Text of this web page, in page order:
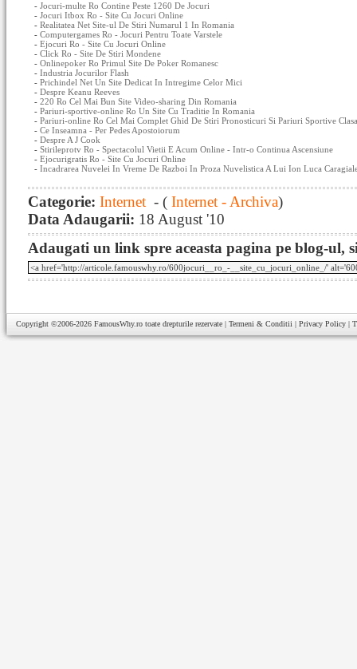
- Jocuri-multe Ro Contine Peste 1260 De Jocuri
- Jocuri Itbox Ro - Site Cu Jocuri Online
- Realitatea Net Site-ul De Stiri Numarul 1 In Romania
- Computergames Ro - Jocuri Pentru Toate Varstele
- Ejocuri Ro - Site Cu Jocuri Online
- Click Ro - Site De Stiri Mondene
- Onlinepoker Ro Primul Site De Poker Romanesc
- Industria Jocurilor Flash
- Prichindel Net Un Site Dedicat In Intregime Celor Mici
- Despre Keanu Reeves
- 220 Ro Cel Mai Bun Site Video-sharing Din Romania
- Pariuri-sportive-online Ro Un Site Cu Traditie In Romania
- Pariuri-online Ro Cel Mai Complet Ghid De Stiri Pronosticuri Si Pariuri Sportive
- Ce Inseamna - Per Pedes Apostoiorum
- Despre A J Cook
- Stirileprotv Ro - Spectacolul Vietii E Acum Online - Intr-o Continua Ascensiune
- Ejocurigratis Ro - Site Cu Jocuri Online
- Incadrarea Nuvelei In Vreme De Razboi In Proza Nuvelistica A Lui Ion Luca
Categorie: Internet - ( Internet - Archiva)
Data Adaugarii: 18 August '10
Adaugati un link spre aceasta pagina pe blog-ul,
Copyright ©2006-2026 FamousWhy.ro toate drepturile rezervate | Termeni & Conditii | Privacy Policy |